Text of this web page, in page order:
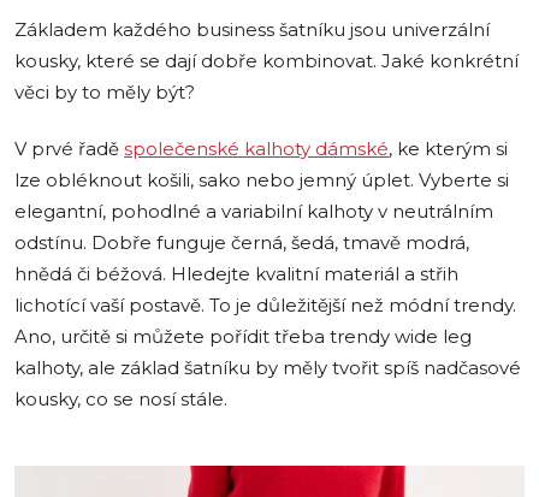
Základem každého business šatníku jsou univerzální
kousky, které se dají dobře kombinovat. Jaké konkrétní
věci by to měly být?
V prvé řaděspolečenské kalhoty dámské, ke kterým si
lze obléknout košili, sako nebo jemný úplet. Vyberte si
elegantní, pohodlné a variabilní kalhoty v neutrálním
odstínu. Dobře funguje černá, šedá, tmavě modrá,
hnědá či béžová. Hledejte kvalitní materiál a střih
lichotící vaší postavě. To je důležitější než módní trendy.
Ano, určitě si můžete pořídit třeba trendy wide leg
kalhoty, ale základ šatníku by měly tvořit spíš nadčasové
kousky, co se nosí stále.